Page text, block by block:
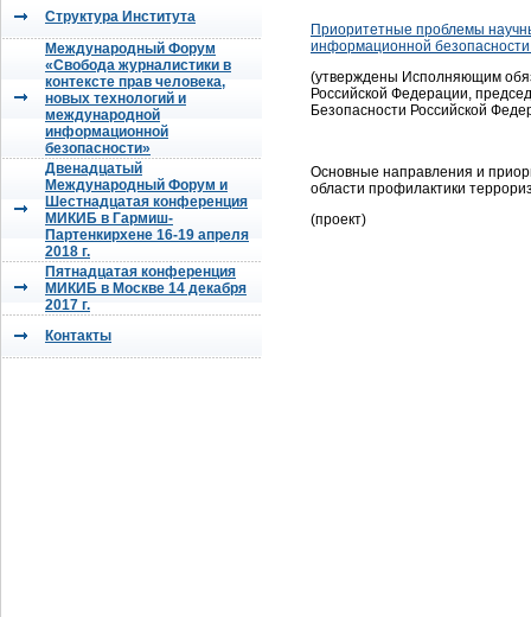
Структура Института
Международный Форум
«Свобода журналистики в
контексте прав человека,
новых технологий и
международной
информационной
безопасности»
Двенадцатый
Международный Форум и
Шестнадцатая конференция
МИКИБ в Гармиш-
Партенкирхене 16-19 апреля
2018 г.
Пятнадцатая конференция
МИКИБ в Москве 14 декабря
2017 г.
Контакты
Приоритетные проблемы
информационной
(утверждены Исполняющим
Российской Федерации,
Безопасности Российской
Основные направления и
области профилактики
(проект)